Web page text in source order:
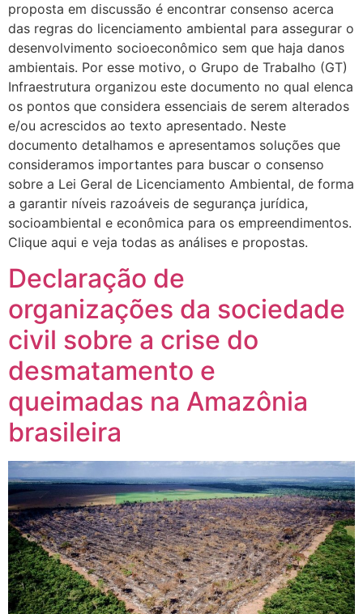
proposta em discussão é encontrar consenso acerca
das regras do licenciamento ambiental para assegurar o
desenvolvimento socioeconômico sem que haja danos
ambientais. Por esse motivo, o Grupo de Trabalho (GT)
Infraestrutura organizou este documento no qual elenca
os pontos que considera essenciais de serem alterados
e/ou acrescidos ao texto apresentado. Neste
documento detalhamos e apresentamos soluções que
consideramos importantes para buscar o consenso
sobre a Lei Geral de Licenciamento Ambiental, de forma
a garantir níveis razoáveis de segurança jurídica,
socioambiental e econômica para os empreendimentos.
Clique aqui e veja todas as análises e propostas.
Declaração de
organizações da sociedade
civil sobre a crise do
desmatamento e
queimadas na Amazônia
brasileira